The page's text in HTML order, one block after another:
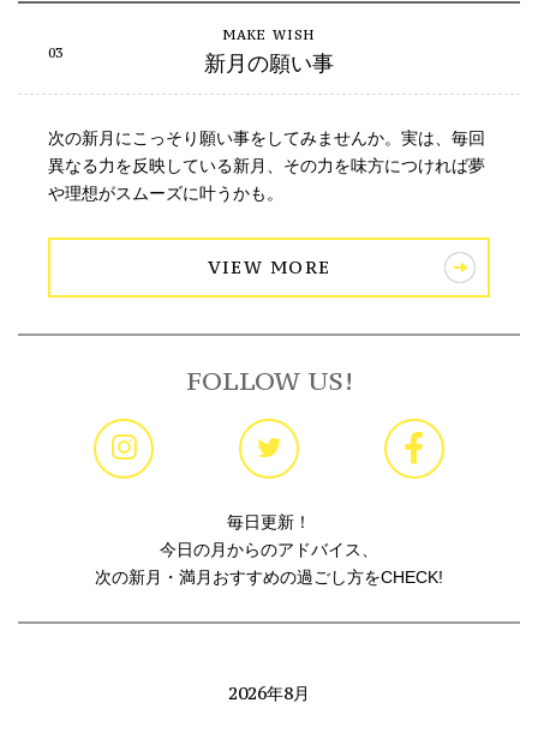
新月の願い事
次の新月にこっそり願い事をしてみませんか。実は、毎回
異なる力を反映している新月、その力を味方につければ夢
や理想がスムーズに叶うかも。
VIEW MORE
FOLLOW US!
毎日更新！
今日の月からのアドバイス、
次の新月・満月おすすめの過ごし方をCHECK!
2026年8月